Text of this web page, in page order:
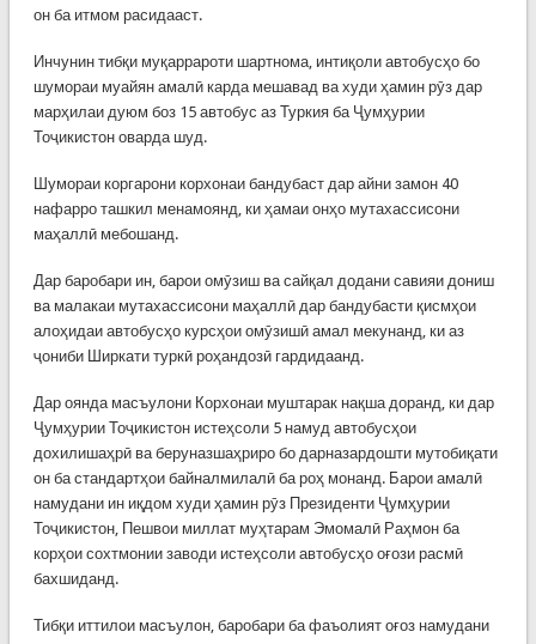
он ба итмом расидааст.
Инчунин тибқи муқаррароти шартнома, интиқоли автобусҳо бо
шумораи муайян амалӣ карда мешавад ва худи ҳамин рӯз дар
марҳилаи дуюм боз 15 автобус аз Туркия ба Ҷумҳурии
Тоҷикистон оварда шуд.
Шумораи коргарони корхонаи бандубаст дар айни замон 40
нафарро ташкил менамоянд, ки ҳамаи онҳо мутахассисони
маҳаллӣ мебошанд.
Дар баробари ин, барои омӯзиш ва сайқал додани савияи дониш
ва малакаи мутахассисони маҳаллӣ дар бандубасти қисмҳои
алоҳидаи автобусҳо курсҳои омӯзишӣ амал мекунанд, ки аз
ҷониби Ширкати туркӣ роҳандозӣ гардидаанд.
Дар оянда масъулони Корхонаи муштарак нақша доранд, ки дар
Ҷумҳурии Тоҷикистон истеҳсоли 5 намуд автобусҳои
дохилишаҳрӣ ва беруназшаҳриро бо дарназардошти мутобиқати
он ба стандартҳои байналмилалӣ ба роҳ монанд. Барои амалӣ
намудани ин иқдом худи ҳамин рӯз Президенти Ҷумҳурии
Тоҷикистон, Пешвои миллат муҳтарам Эмомалӣ Раҳмон ба
корҳои сохтмонии заводи истеҳсоли автобусҳо оғози расмӣ
бахшиданд.
Тибқи иттилои масъулон, баробари ба фаъолият оғоз намудани